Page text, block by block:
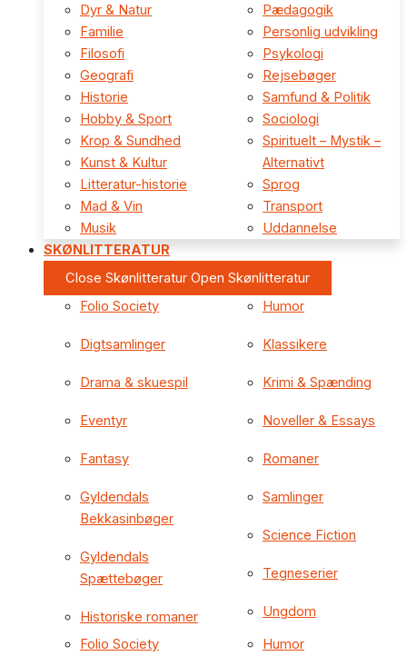
Dyr & Natur
Familie
Filosofi
Geografi
Historie
Hobby & Sport
Krop & Sundhed
Kunst & Kultur
Litteratur-historie
Mad & Vin
Musik
Pædagogik
Personlig udvikling
Psykologi
Rejsebøger
Samfund & Politik
Sociologi
Spirituelt – Mystik –
Alternativt
Sprog
Transport
Uddannelse
SKØNLITTERATUR
Close Skønlitteratur Open Skønlitteratur
Folio Society
Digtsamlinger
Drama & skuespil
Eventyr
Fantasy
Gyldendals
Bekkasinbøger
Gyldendals
Spættebøger
Historiske romaner
Humor
Klassikere
Krimi & Spænding
Noveller & Essays
Romaner
Samlinger
Science Fiction
Tegneserier
Ungdom
Folio Society
Humor